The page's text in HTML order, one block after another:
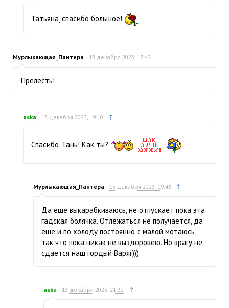
Татьяна, спасибо большое!
Мурлыкающая_Пантера 13 декабря 2023, 17:42
Прелесть!
aska 13 декабря 2023, 19:10 ↑
Спасибо, Тань! Как ты?
Мурлыкающая_Пантера 13 декабря 2023, 19:46 ↑
Да еще выкарабкиваюсь, не отпускает пока эта
гадская болячка. Отлежаться не получается, да
еще и по холоду постоянно с малой мотаюсь,
так что пока никак не выздоровею. Но врагу не
сдается наш гордый Варяг)))
aska 13 декабря 2023, 21:32 ↑